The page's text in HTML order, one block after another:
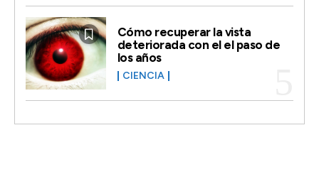
Cómo recuperar la vista
deteriorada con el el paso de
los años
CIENCIA